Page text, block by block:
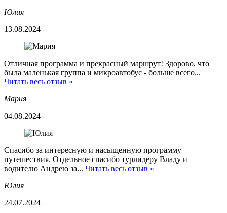
Юлия
13.08.2024
Отличная программа и прекрасный маршрут! Здорово, что
была маленькая группа и микроавтобус - больше всего...
Читать весь отзыв »
Мария
04.08.2024
Спасибо за интересную и насыщенную программу
путешествия. Отдельное спасибо турлидеру Владу и
водителю Андрею за... Читать весь отзыв »
Юлия
24.07.2024